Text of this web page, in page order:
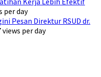
per day
Pesan Direktur RSUD dr.
views per day